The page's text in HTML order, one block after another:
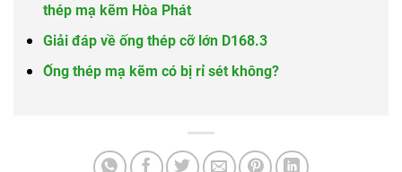
thép mạ kẽm Hòa Phát
Giải đáp về ống thép cỡ lớn D168.3
Ống thép mạ kẽm có bị rỉ sét không?